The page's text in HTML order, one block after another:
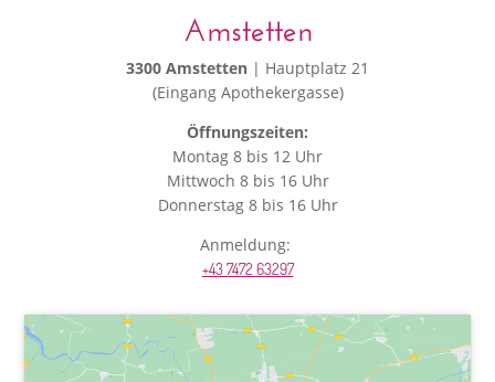
Amstetten
3300 Amstetten | Hauptplatz 21
(Eingang Apothekergasse)
Öffnungszeiten:
Montag 8 bis 12 Uhr
Mittwoch 8 bis 16 Uhr
Donnerstag 8 bis 16 Uhr
Anmeldung:
+43 7472 63297